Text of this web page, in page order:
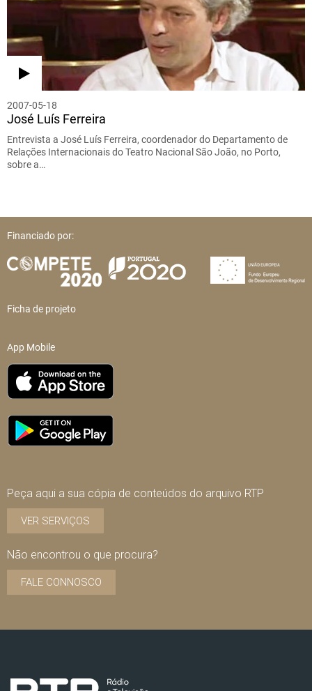
2007-05-18
José Luís Ferreira
Entrevista a José Luís Ferreira, coordenador do Departamento de
Relações Internacionais do Teatro Nacional São João, no Porto,
sobre a…
Financiado por:
Ficha de projeto
App Mobile
Peça aqui a sua cópia de conteúdos do arquivo RTP
VER SERVIÇOS
Não encontrou o que procura?
FALE CONNOSCO